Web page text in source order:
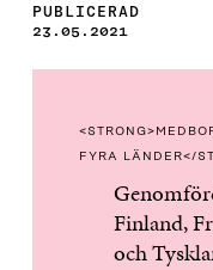
PUBLICERAD
23.05.2021
FYRA LÄNDER</
Finland,
och